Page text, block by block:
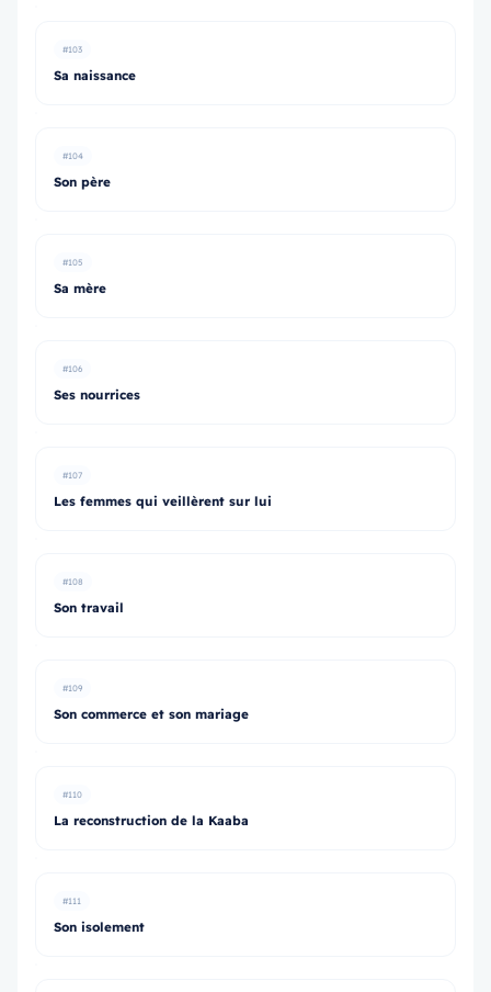
#103
Sa naissance
#104
Son père
#105
Sa mère
#106
Ses nourrices
#107
Les femmes qui veillèrent sur lui
#108
Son travail
#109
Son commerce et son mariage
#110
La reconstruction de la Kaaba
#111
Son isolement